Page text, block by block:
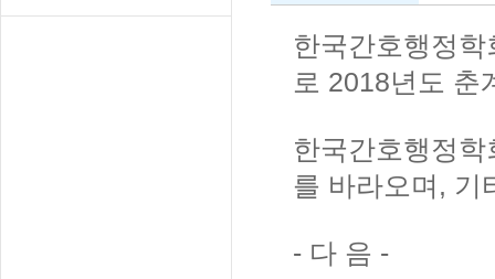
한국간호행정
로 2018년도 춘
한국간호행정
를 바라오며, 기
- 다 음 -